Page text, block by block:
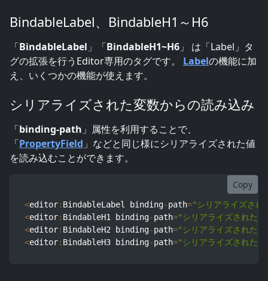
BindableLabel、BindableH1～H6
「BindableLabel 」「BindableH1~H6 」 は「Label」タ
グの拡張を行うEditor専用のタグです。 Labelの機能に加
え、いくつかの機能が使えます。
シリアライズされた変数からの読み込み
「binding-path 」属性を利用することで、
「PropertyField 」などと同じ様にシリアライズされた値
を読み込むことができます。
Copy
<editor: BindableLabel binding-path="シリアライズされ
<editor: BindableH1 binding-path="シリアライズされた
<editor: BindableH2 binding-path="シリアライズされた
<editor: BindableH3 binding-path="シリアライズされた